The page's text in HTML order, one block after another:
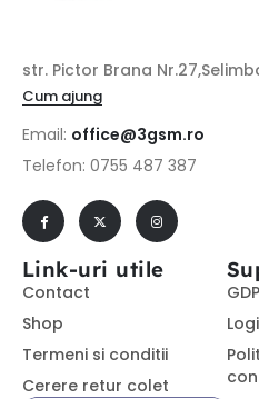
str. Pictor Brana
Cum ajung
Email: office@3gsm.ro
Telefon: 0755 487 387
Link-uri utile
Contact
Shop
Termeni si conditii
Cerere retur colet